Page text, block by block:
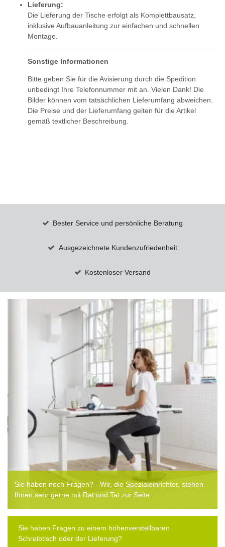
Lieferung:
Die Lieferung der Tische erfolgt als Komplettbausatz,
inklusive Aufbauanleitung zur einfachen und schnellen
Montage.
Sonstige Informationen
Bitte geben Sie für die Avisierung durch die Spedition
unbedingt Ihre Telefonnummer mit an. Vielen Dank! Die
Bilder können vom tatsächlichen Lieferumfang abweichen.
Die Preise und der Lieferumfang gelten für die Artikel
gemäß textlicher Beschreibung.
Bester Service und persönliche Beratung
Ausgezeichnete Kundenzufriedenheit
Kostenloser Versand
Sie haben noch Fragen? - Wir, die Spezialeinrichter, stehen
Ihnen sehr gerne mit Rat und Tat zur Seite.
Sie haben Fragen zu einem höhenverstellbaren
Schreibtisch oder der Lieferung?